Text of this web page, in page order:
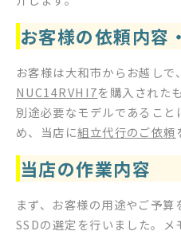
お客様の依頼内容
お客様は大和市からお越しで
NUC14RVHI7を購入された
別途必要なモデルであるこ
め、当店に組立代行のご依頼
当店の作業内容
まず、お客様の用途やご予
SSDの選定を行いました。